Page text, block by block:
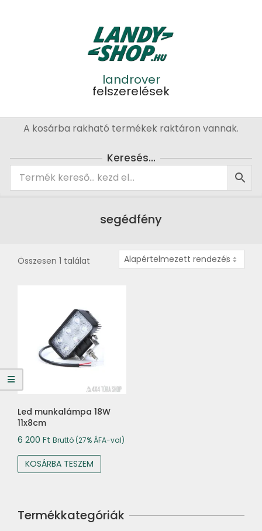
landrover
felszerelések
PrimaryA kosárba rakható termékek raktáron vannak.
Keresés…
segédfény
Összesen 1 találat
Led munkalámpa 18W
11x8cm
6 200 Ft Bruttó (27% ÁFA-val)
KOSÁRBA TESZEM
Termékkategóriák